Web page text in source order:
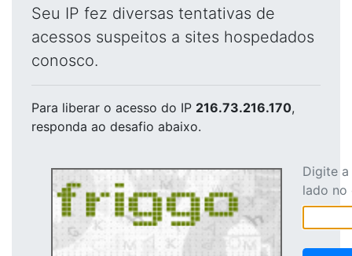
Seu IP fez diversas tentativas de
acessos suspeitos a sites hospedados
conosco.
Para liberar o acesso do IP 216.73.216.170,
responda ao desafio abaixo.
Digite
lado no